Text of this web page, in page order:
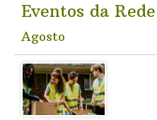
Eventos da Rede
Agosto